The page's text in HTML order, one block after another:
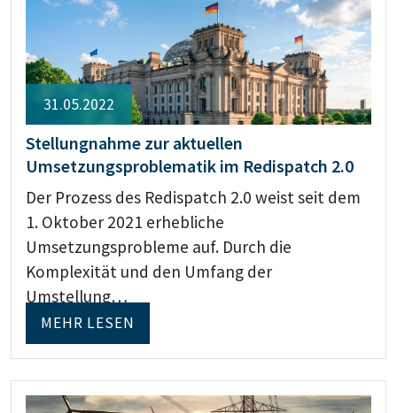
31.05.2022
Stellungnahme zur aktuellen
Umsetzungsproblematik im Redispatch 2.0
Der Prozess des Redispatch 2.0 weist seit dem
1. Oktober 2021 erhebliche
Umsetzungsprobleme auf. Durch die
Komplexität und den Umfang der
Umstellung…
MEHR LESEN